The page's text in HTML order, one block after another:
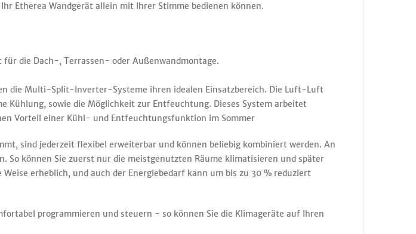
Etherea Wandgerät allein mit Ihrer Stimme bedienen können.
die Dach-, Terrassen- oder Außenwandmontage.
die Multi-Split-Inverter-Systeme ihren idealen Einsatzbereich. Die Luft-Luft
Kühlung, sowie die Möglichkeit zur Entfeuchtung. Dieses System arbeitet
Vorteil einer Kühl- und Entfeuchtungsfunktion im Sommer
sind jederzeit flexibel erweiterbar und können beliebig kombiniert werden. An
können Sie zuerst nur die meistgenutzten Räume klimatisieren und später
erheblich, und auch der Energiebedarf kann um bis zu 30 % reduziert
programmieren und steuern - so können Sie die Klimageräte auf Ihren